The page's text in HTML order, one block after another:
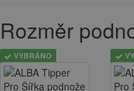
Rozměr
VYBRÁNO